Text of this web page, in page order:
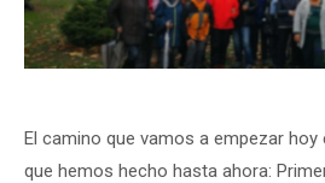
El camino que vamos a empezar
que hemos hecho hasta ahora: